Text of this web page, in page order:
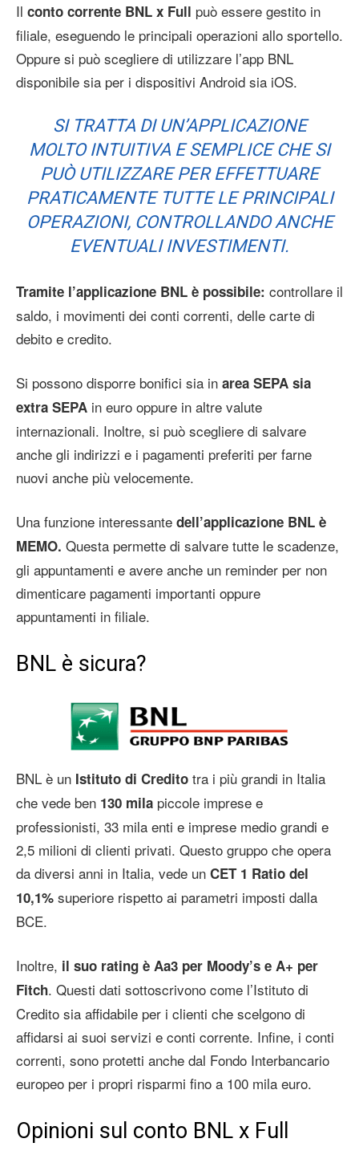
Il conto corrente BNL x Full può essere gestito in
filiale, eseguendo le principali operazioni allo sportello.
Oppure si può scegliere di utilizzare l’app BNL
disponibile sia per i dispositivi Android sia iOS.
SI TRATTA DI UN’APPLICAZIONE
MOLTO INTUITIVA E SEMPLICE CHE SI
PUÒ UTILIZZARE PER EFFETTUARE
PRATICAMENTE TUTTE LE PRINCIPALI
OPERAZIONI, CONTROLLANDO ANCHE
EVENTUALI INVESTIMENTI.
Tramite l’applicazione BNL è possibile: controllare il
saldo, i movimenti dei conti correnti, delle carte di
debito e credito.
Si possono disporre bonifici sia in area SEPA sia
extra SEPA in euro oppure in altre valute
internazionali. Inoltre, si può scegliere di salvare
anche gli indirizzi e i pagamenti preferiti per farne
nuovi anche più velocemente.
Una funzione interessante dell’applicazione BNL è
MEMO. Questa permette di salvare tutte le scadenze,
gli appuntamenti e avere anche un reminder per non
dimenticare pagamenti importanti oppure
appuntamenti in filiale.
BNL è sicura?
BNL è un Istituto di Credito tra i più grandi in Italia
che vede ben 130 mila piccole imprese e
professionisti, 33 mila enti e imprese medio grandi e
2,5 milioni di clienti privati. Questo gruppo che opera
da diversi anni in Italia, vede un CET 1 Ratio del
10,1% superiore rispetto ai parametri imposti dalla
BCE.
Inoltre, il suo rating è Aa3 per Moody’s e A+ per
Fitch. Questi dati sottoscrivono come l’Istituto di
Credito sia affidabile per i clienti che scelgono di
affidarsi ai suoi servizi e conti corrente. Infine, i conti
correnti, sono protetti anche dal Fondo Interbancario
europeo per i propri risparmi fino a 100 mila euro.
Opinioni sul conto BNL x Full